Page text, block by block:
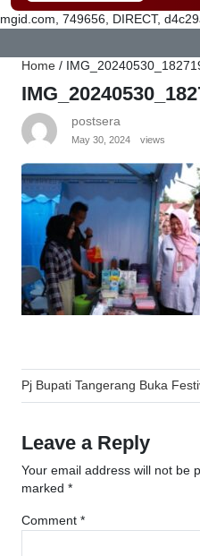
mgid.com, 749656, DIRECT,
Home /
postsera
May 30, 2024 views
Post
navigation
Pj Bupati Tangerang Buka
Leave a Reply
Your email address will not be
marked *
Comment *